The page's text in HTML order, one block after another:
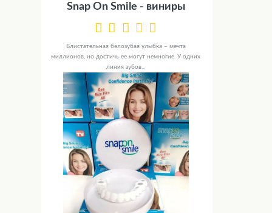
Snap On Smile - виниры
Блистательная белозубая улыбка – мечта
миллионов, но достичь ее могут немногие. У одних
линия зубов...